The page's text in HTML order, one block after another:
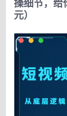
操细节，给
元）